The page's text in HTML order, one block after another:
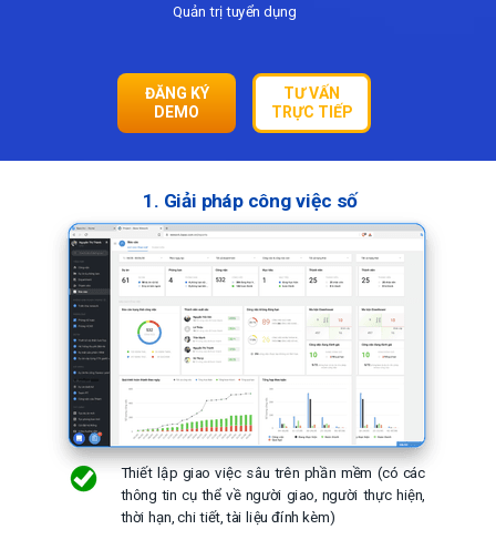
1. Giải pháp công việc số
Quản trị tuyển dụng
Thiết lập giao việc sâu trên phần mềm (có các
thông tin cụ thể về người giao, người thực hiện,
thời hạn, chi tiết, tài liệu đính kèm)
ĐĂNG KÝ
DEMO
TƯ VẤN
TRỰC TIẾP